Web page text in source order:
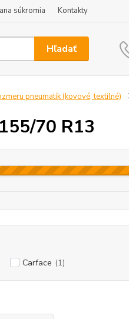
súkromia Kontakty
Hľadať
pneumatík (kovové, textilné)
70 R13
Carface (1)